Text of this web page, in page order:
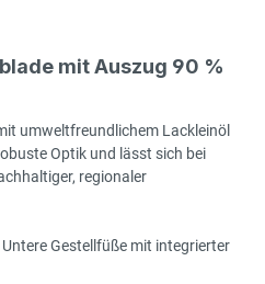
mit Auszug 90 %
umweltfreundlichem Lackleinöl
Optik und lässt sich bei
regionaler
Gestellfüße mit integrierter